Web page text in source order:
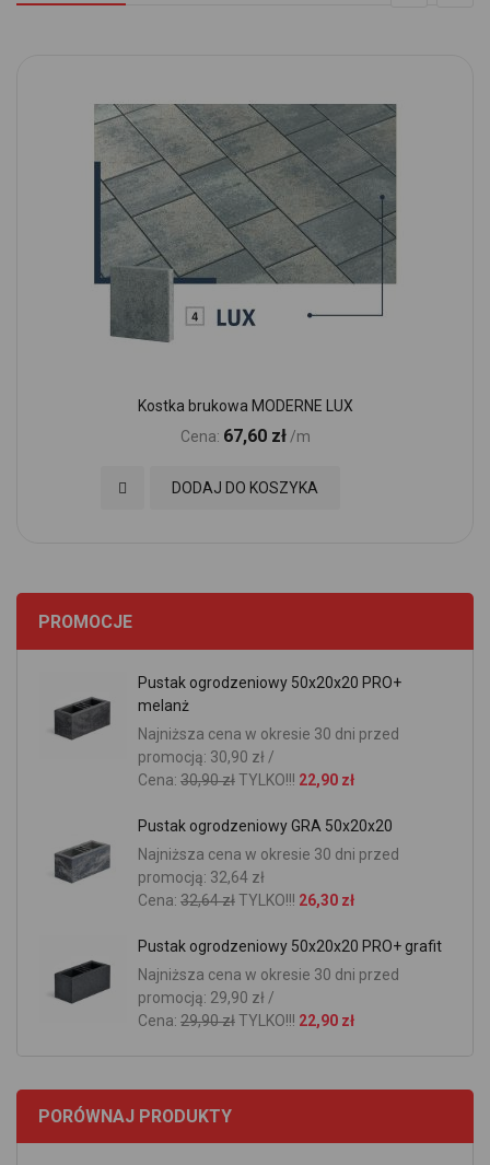
Kostka brukowa MODERNE LUX
Cena: 67,60 zł /m
DODAJ DO KOSZYKA
Dodaj do Ulubionych
PROMOCJE
Pustak ogrodzeniowy 50x20x20 PRO+
melanż
Najniższa cena w okresie 30 dni przed
promocją: 30,90 zł /
Cena: 30,90 złTYLKO!!! 22,90 zł
Pustak ogrodzeniowy GRA 50x20x20
Najniższa cena w okresie 30 dni przed
promocją: 32,64 zł
Cena: 32,64 złTYLKO!!! 26,30 zł
Pustak ogrodzeniowy 50x20x20 PRO+ grafit
Najniższa cena w okresie 30 dni przed
promocją: 29,90 zł /
Cena: 29,90 złTYLKO!!! 22,90 zł
PORÓWNAJ PRODUKTY